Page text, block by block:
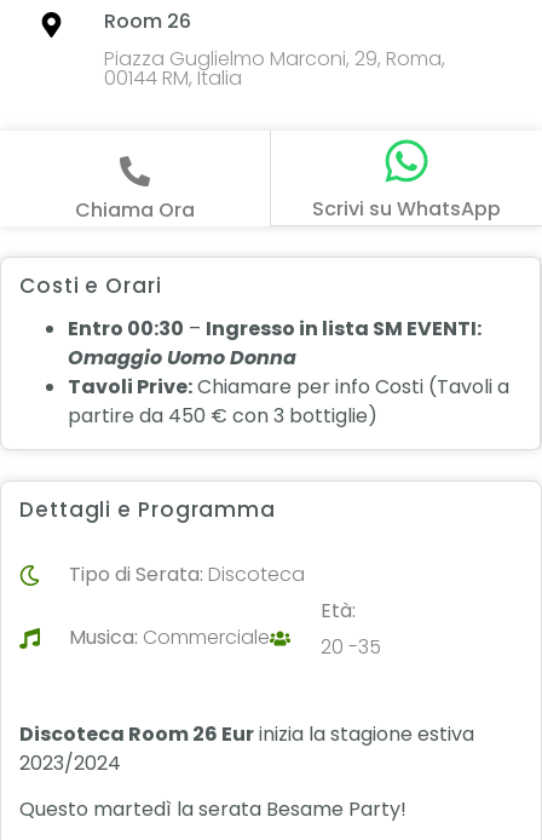
Room 26
Piazza Guglielmo Marconi, 29, Roma,
00144 RM, Italia
Chiama Ora Scrivi su WhatsApp
Costi e Orari
Entro 00:30 – Ingresso in lista SM EVENTI:
Omaggio UomoDonna
Tavoli Prive:Chiamare per info Costi (Tavoli a
partire da 450 € con 3 bottiglie)
Dettagli e Programma
Tipo di Serata: Discoteca
Musica: Commerciale
Età:
20 -35
Discoteca Room 26 Eurinizia la stagione estiva
2023/2024
Questo martedì la serata Besame Party!